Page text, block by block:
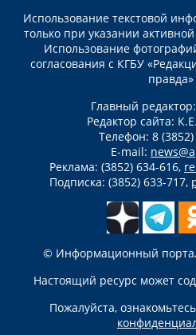
Использование текстовой
только при указании
Использование
согласования с КГБУ
правда»
Главный
Редактор сайта:
Телефон: 8
E-mail:
Реклама: (3852) 634-616,
Подписка: (3852) 633-717,
© Информационный
Настоящий ресурс может
Пожалуйста,